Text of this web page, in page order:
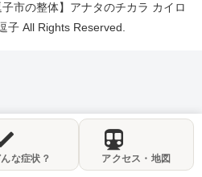
市の整体】アナタのチカラ カイロ
子 All Rights Reserved.
アクセス・地図
んな症状？